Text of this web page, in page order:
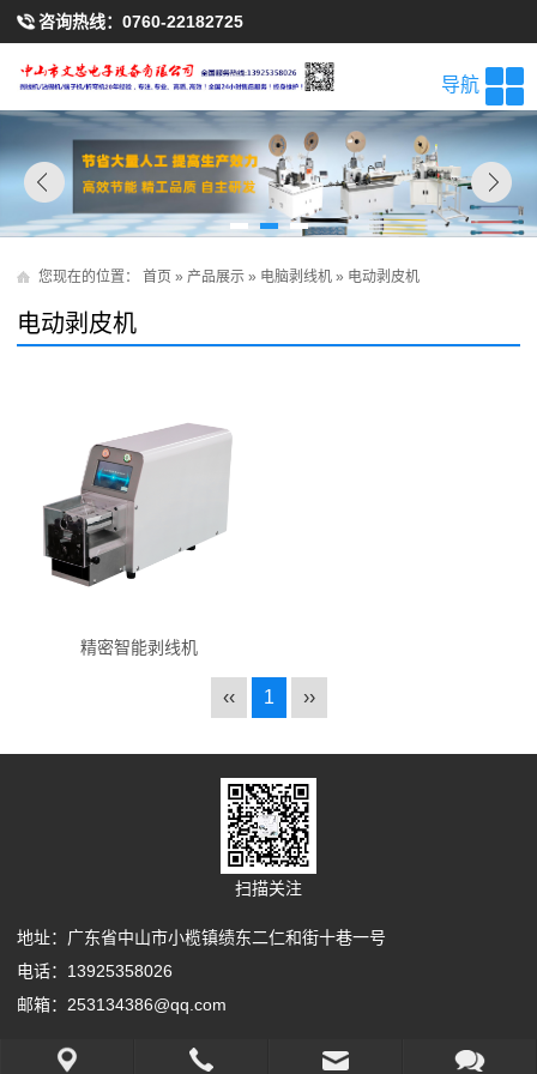
咨询热线： 0760-22182725
导航
您现在的位置： 首页 » 产品展示 » 电脑剥线机 » 电动剥皮机
电动剥皮机
精密智能剥线机
‹‹ 1 ››
扫描关注
地址：广东省中山市小榄镇绩东二仁和街十巷一号
电话：13925358026
邮箱：253134386@qq.com